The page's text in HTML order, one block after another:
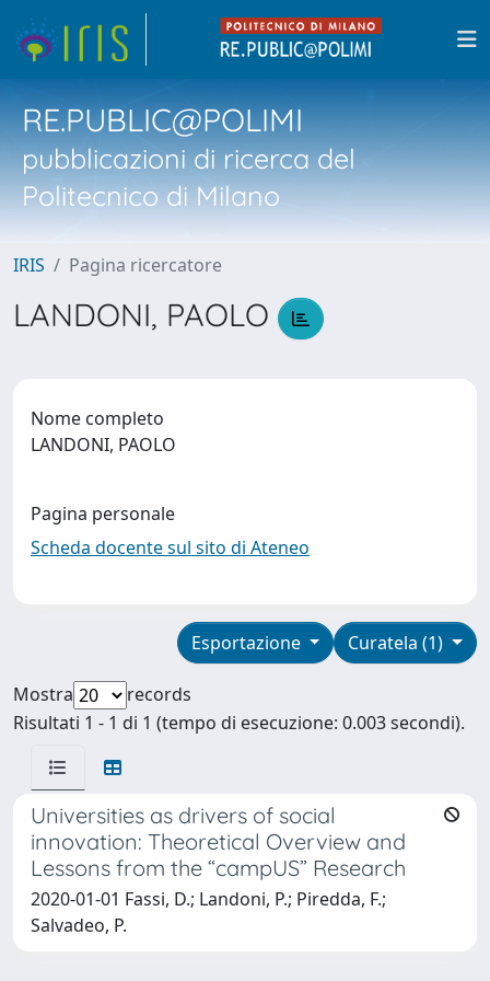
RE.PUBLIC@POLIMI
pubblicazioni di ricerca del
Politecnico di Milano
IRIS Pagina ricercatore
LANDONI, PAOLO
Nome completo
LANDONI, PAOLO
Pagina personale
Scheda docente sul sito di Ateneo
Curatela (1)
Esportazione
Mostra
records
Risultati 1 - 1 di 1 (tempo di esecuzione: 0.003 secondi).
Universities as drivers of social
innovation: Theoretical Overview and
Lessons from the “campUS” Research
2020-01-01 Fassi, D.; Landoni, P.; Piredda, F.;
Salvadeo, P.